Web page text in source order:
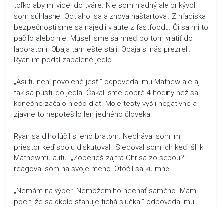
toľko aby mi videl do tváre. Nie som hladný ale prikývol
som súhlasne. Odtiahol sa a znova naštartoval. Z hľadiska
bezpečnosti sme sa najedli v aute z fastfoodu. Či sa mi to
páčilo alebo nie. Museli sme sa hneď po tom vrátiť do
laboratórií. Obaja tam ešte stáli. Obaja si nás prezreli.
Ryan im podal zabalené jedlo.
„Asi tu není povolené jesť.“ odpovedal mu Mathew ale aj
tak sa pustil do jedla. Čakali sme dobré 4 hodiny než sa
konečne začalo niečo diať. Moje testy vyšli negatívne a
zjavne to nepotešilo len jedného človeka.
Ryan sa dlho lúčil s jeho bratom. Nechával som im
priestor keď spolu diskutovali. Sledoval som ich keď išli k
Mathewmu autu. „Zoberieš zajtra Chrisa zo sebou?“
reagoval som na svoje meno. Otočil sa ku mne.
„Nemám na výber. Nemôžem ho nechať samého. Mám
pocit, že sa okolo sťahuje tichá slučka.“ odpovedal mu